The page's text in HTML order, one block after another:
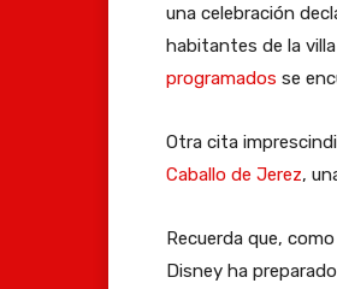
u
l
o
e
d
n
z
e
n
t
d
e
á
c
X
V
I
I
F
e
s
d
í
a
1
0
1
8
u
e
d
s
d
s
f
una celebración
habitantes de la
programados se
Otra cita
Caballo de Jerez,
Recuerda que,
Disney ha